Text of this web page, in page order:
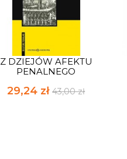
Z DZIEJÓW AFEKTU
PENALNEGO
29,24 zł43,00 zł